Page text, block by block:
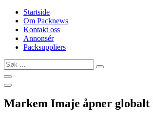
Startside
Om Packnews
Kontakt oss
Annonsér
Packsuppliers
Søk
…
Markem Imaje åpner globalt